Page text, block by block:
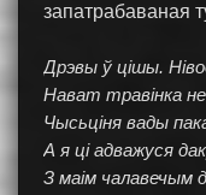
запатрабаваная
Дрэвы ў цішы.
Нават травінка
Чысьціня вады
А я ці адважуся
З маім чалавечым